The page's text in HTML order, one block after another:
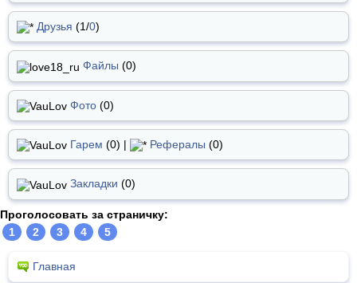
Друзья (1/0)
Файлы (0)
Фото (0)
Гарем (0) | Рефералы (0)
Закладки (0)
Проголосовать за страничку:
1
2 3 4 5
Главная